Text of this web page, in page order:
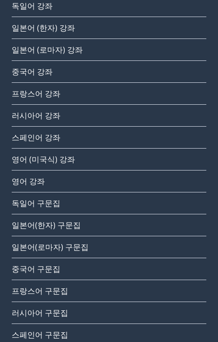
독일어 강좌
일본어 (한자) 강좌
일본어 (로마자) 강좌
중국어 강좌
프랑스어 강좌
러시아어 강좌
스페인어 강좌
영어 (미국식) 강좌
영어 강좌
독일어 구문집
일본어(한자) 구문집
일본어(로마자) 구문집
중국어 구문집
프랑스어 구문집
러시아어 구문집
스페인어 구문집